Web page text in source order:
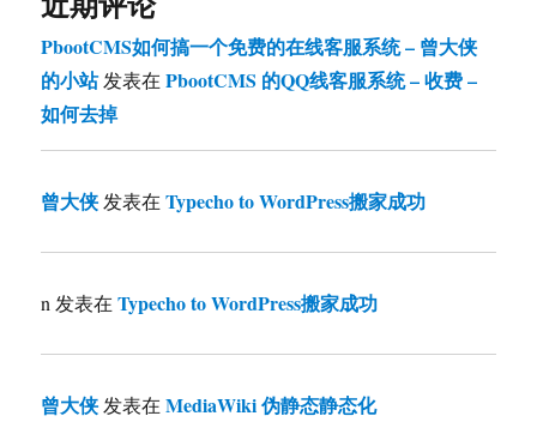
PbootCMS如何搞一个免费的在线客服系统 – 曾大侠
的小站发表在PbootCMS 的QQ线客服系统 – 收费 –
如何去掉
曾大侠发表在Typecho to WordPress搬家成功
n 发表在Typecho to WordPress搬家成功
曾大侠发表在MediaWiki 伪静态静态化